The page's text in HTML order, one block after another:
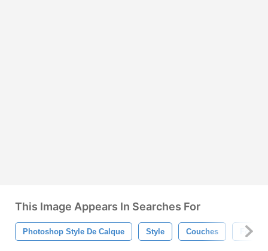
This Image Appears In Searches For
Photoshop Style De Calque Style Couches Forme